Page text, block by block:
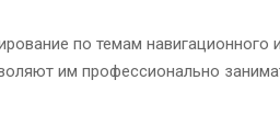
по темам
им профессионально